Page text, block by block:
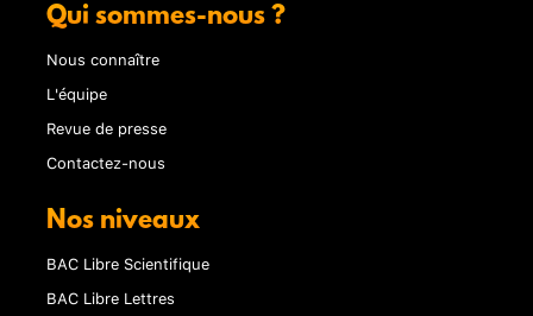
Qui sommes-nous ?
Nous connaître
L'équipe
Revue de presse
Contactez-nous
Nos niveaux
BAC Libre Scientifique
BAC Libre Lettres